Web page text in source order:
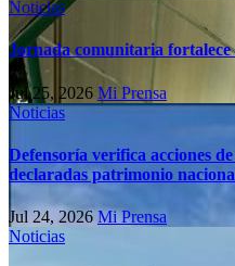
Noticias
Jornada comunitaria
Jul 25, 2026 Mi Prensa
Noticias
Defensoría verifica acciones
declaradas patrimonio
Jul 24, 2026Mi Prensa
Noticias